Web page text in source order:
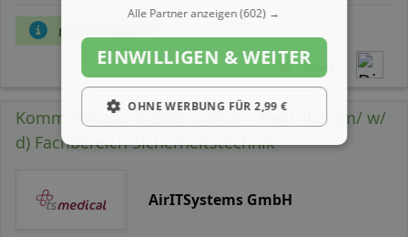
mehr Details
Teilen
Kommunikationselektroniker / Elektriker (m/ w/
d) Fachbereich Sicherheitstechnik
AirITSystems GmbH
Alle Partner anzeigen(602) →
EINWILLIGEN & WEITER
OHNE WERBUNG FÜR 2,99 €